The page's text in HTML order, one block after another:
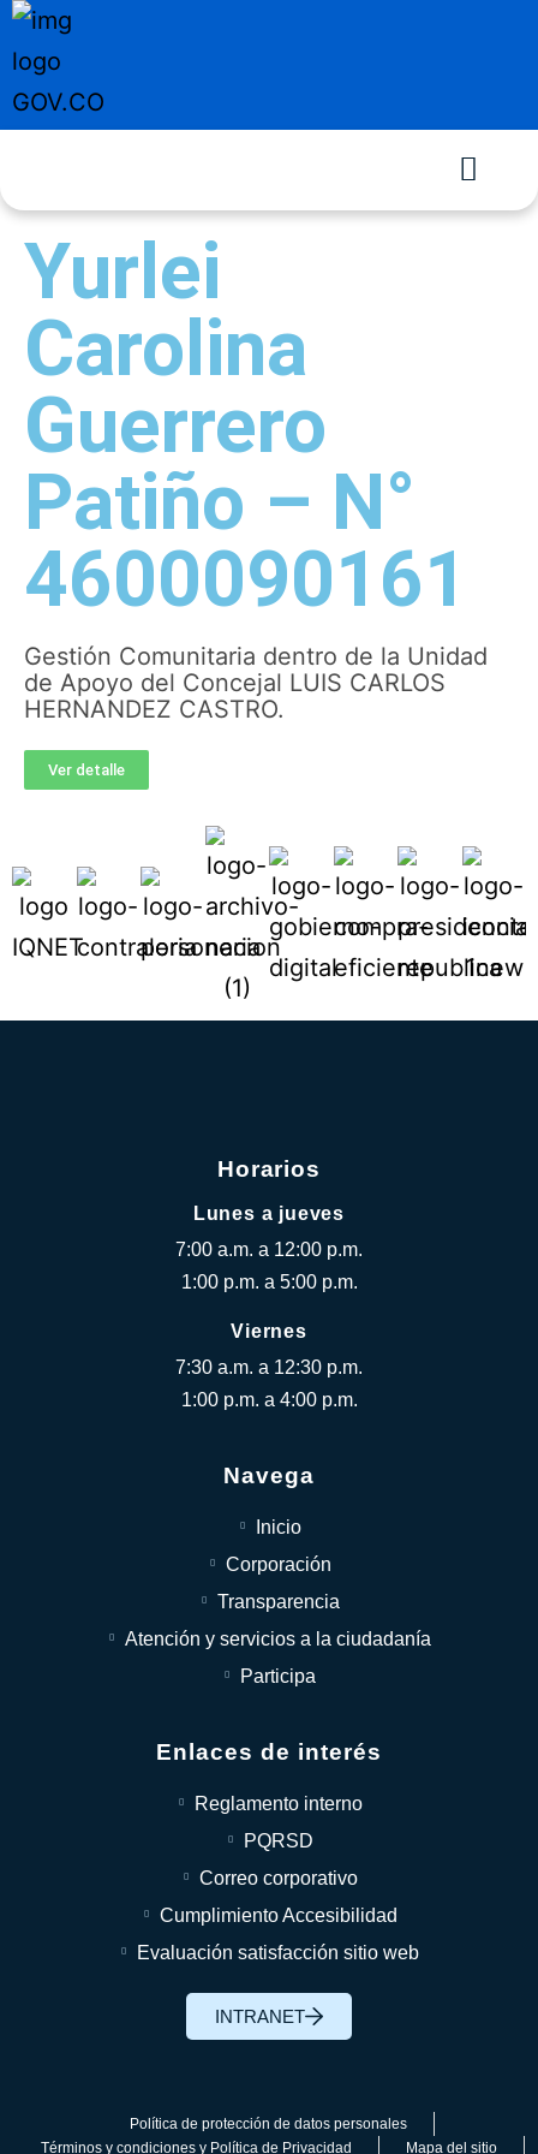
Yurlei
Carolina
Guerrero
Patiño – N°
4600090161
Gestión Comunitaria dentro de la Unidad
de Apoyo del Concejal LUIS CARLOS
HERNANDEZ CASTRO.
Ver detalle
Horarios
Lunes a jueves
7:00 a.m. a 12:00 p.m.
1:00 p.m. a 5:00 p.m.
Viernes
7:30 a.m. a 12:30 p.m.
1:00 p.m. a 4:00 p.m.
Navega
Inicio
Corporación
Transparencia
Atención y servicios a la ciudadanía
Participa
Enlaces de interés
Reglamento interno
PQRSD
Correo corporativo
Cumplimiento Accesibilidad
Evaluación satisfacción sitio web
INTRANET
Política de protección de datos personales
Términos y condiciones y Política de Privacidad
Mapa del sitio